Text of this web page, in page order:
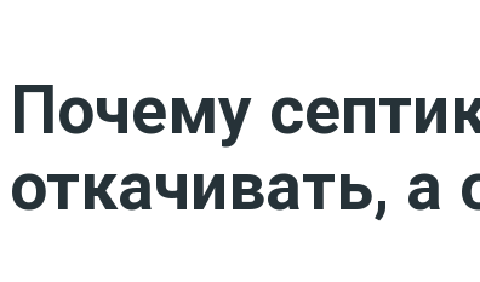
Почему
откачивать, а